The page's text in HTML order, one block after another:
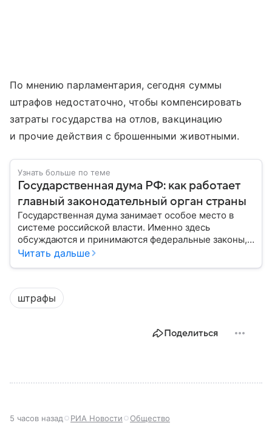
По мнению парламентария, сегодня суммы
штрафов недостаточно, чтобы компенсировать
затраты государства на отлов, вакцинацию
и прочие действия с брошенными животными.
Узнать больше по теме
Государственная дума РФ: как работает
главный законодательный орган страны
Государственная дума занимает особое место в
системе российской власти. Именно здесь
обсуждаются и принимаются федеральные законы,
определяющие развитие государства, экономики и
затрагивающие жизнь миллионов граждан.
Разбираемся, как устроена Госдума, какие
полномочия она имеет и как формируется ее
Читать дальше
штрафы
Поделиться
5 часов назад РИА Новости Общество